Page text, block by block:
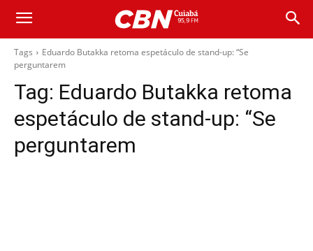
Tags
Eduardo Butakka retoma espetáculo de stand-up: “Se
perguntarem
Tag: Eduardo Butakka retoma
espetáculo de stand-up: “Se
perguntarem